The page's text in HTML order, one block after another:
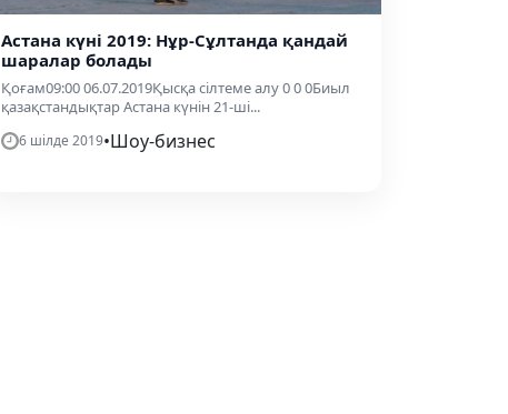
Астана күні 2019: Нұр-Сұлтанда қандай
шаралар болады
Қоғам09:00 06.07.2019Қысқа сілтеме алу 0 0 0Биыл
қазақстандықтар Астана күнін 21-ші...
6 шілде 2019•Шоу-бизнес